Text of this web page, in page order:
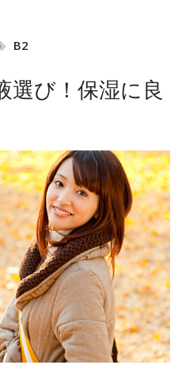
B2
選び！保湿に良